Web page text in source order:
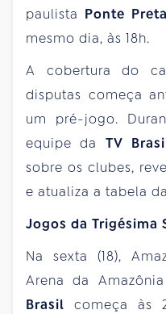
paulista Ponte
mesmo dia, às 18h.
A cobertura do
disputas começa
um pré-jogo.
equipe da TV
sobre os clubes,
e atualiza a tabela
Jogos da Trigésima
Na sexta (18),
Arena da
Brasil começa às